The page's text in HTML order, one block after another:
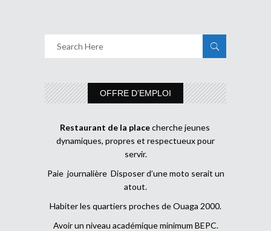
OFFRE D’EMPLOI
Restaurant de la placecherche jeunes
dynamiques, propres et respectueux pour
servir.
Paie journalière Disposer d’une moto serait un
atout.
Habiter les quartiers proches de Ouaga 2000.
Avoir un niveau académique minimum BEPC.